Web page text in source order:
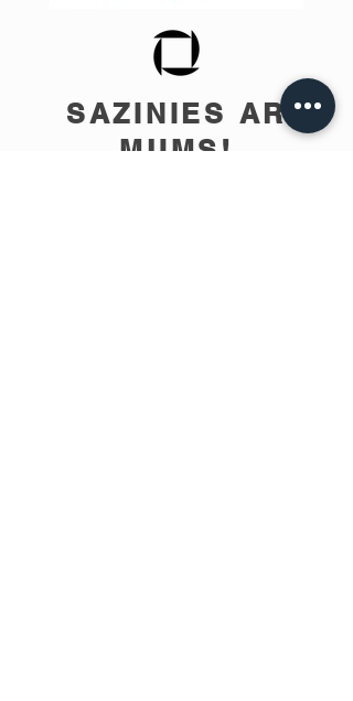
SAZINIES AR
MUMS!